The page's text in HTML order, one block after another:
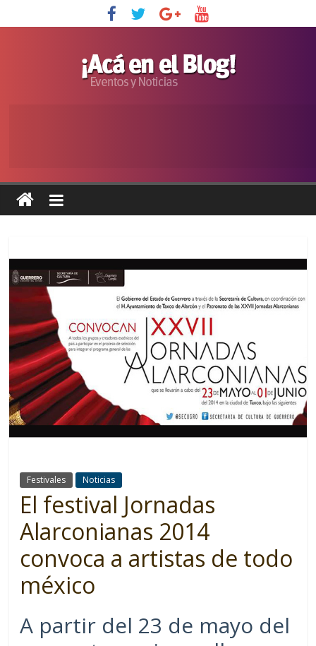
Festivales Noticias
El festival Jornadas
Alarconianas 2014
convoca a artistas de todo
méxico
A partir del 23 de mayo del